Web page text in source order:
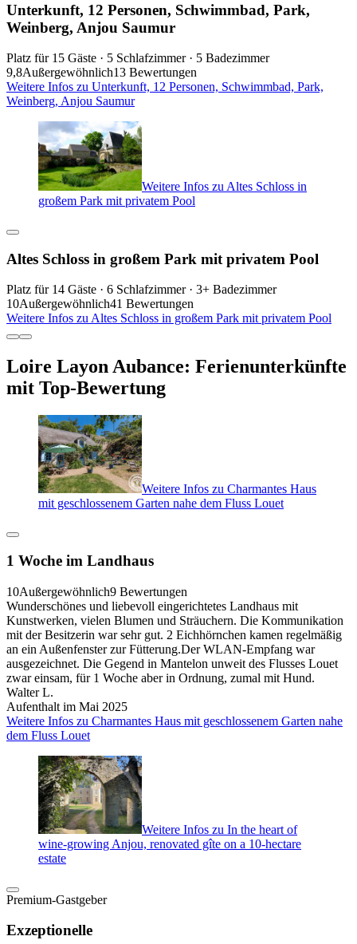
Unterkunft, 12 Personen, Schwimmbad, Park,
Weinberg, Anjou Saumur
Platz für 15 Gäste · 5 Schlafzimmer · 5 Badezimmer
9,8Außergewöhnlich13 Bewertungen
Weitere Infos zu Unterkunft, 12 Personen, Schwimmbad, Park,
Weinberg, Anjou Saumur
Weitere Infos zu Altes Schloss in
großem Park mit privatem Pool
Altes Schloss in großem Park mit privatem Pool
Platz für 14 Gäste · 6 Schlafzimmer · 3+ Badezimmer
10Außergewöhnlich41 Bewertungen
Weitere Infos zu Altes Schloss in großem Park mit privatem Pool
Loire Layon Aubance: Ferienunterkünfte
mit Top-Bewertung
Weitere Infos zu Charmantes Haus
mit geschlossenem Garten nahe dem Fluss Louet
1 Woche im Landhaus
10Außergewöhnlich9 Bewertungen
Wunderschönes und liebevoll eingerichtetes Landhaus mit
Kunstwerken, vielen Blumen und Sträuchern. Die Kommunikation
mit der Besitzerin war sehr gut. 2 Eichhörnchen kamen regelmäßig
an ein Außenfenster zur Fütterung.Der WLAN-Empfang war
ausgezeichnet. Die Gegend in Mantelon unweit des Flusses Louet
zwar einsam, für 1 Woche aber in Ordnung, zumal mit Hund.
Walter L.
Aufenthalt im Mai 2025
Weitere Infos zu Charmantes Haus mit geschlossenem Garten nahe
dem Fluss Louet
Weitere Infos zu In the heart of
wine-growing Anjou, renovated gîte on a 10-hectare
estate
Premium-Gastgeber
Exzeptionelle